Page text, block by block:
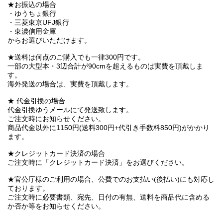
★お振込の場合
・ゆうちょ銀行
・三菱東京UFJ銀行
・東濃信用金庫
からお選びいただけます。
★送料は何点のご購入でも一律300円です。
一部の大型本・3辺合計が90cmを超えるものは実費を頂戴しま
す。
海外発送の場合は、実費を頂戴します。
★ 代金引換の場合
代金引換ゆうメールにて発送致します。
ご注文時にお知らせください。
商品代金以外に1150円(送料300円+代引き手数料850円)がかかり
ます。
★クレジットカード決済の場合
ご注文時に「クレジットカード決済」をお選びください。
★官公庁様のご利用の場合、公費でのお支払い(後払い)にも対応し
ております。
ご注文時に必要書類、宛先、日付の有無、送料を商品代に含める
か否か等をお知らせください。